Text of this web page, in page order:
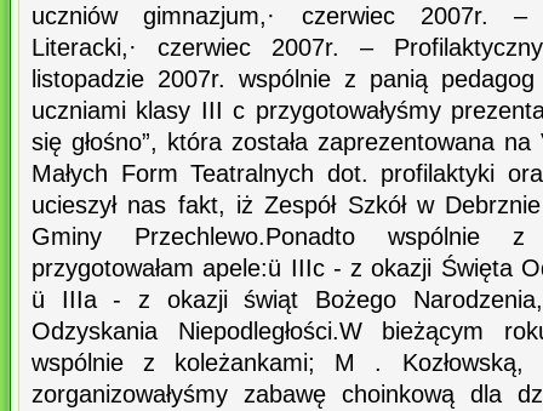
uczniów gimnazjum,· czerwiec 2007r. –
Literacki,· czerwiec 2007r. –
listopadzie 2007r. wspólnie z panią
uczniami klasy III c przygotowałyśmy
się głośno”, która została zaprezentowana
Małych Form Teatralnych dot. profilaktyki
ucieszył nas fakt, iż Zespół Szkół w
Gminy Przechlewo.Ponadto wspólnie z
przygotowałam apele:ü IIIc - z okazji Święta
ü IIIa - z okazji świąt Bożego
Odzyskania Niepodległości.W bieżącym
wspólnie z koleżankami; M .
zorganizowałyśmy zabawę choinkową dla